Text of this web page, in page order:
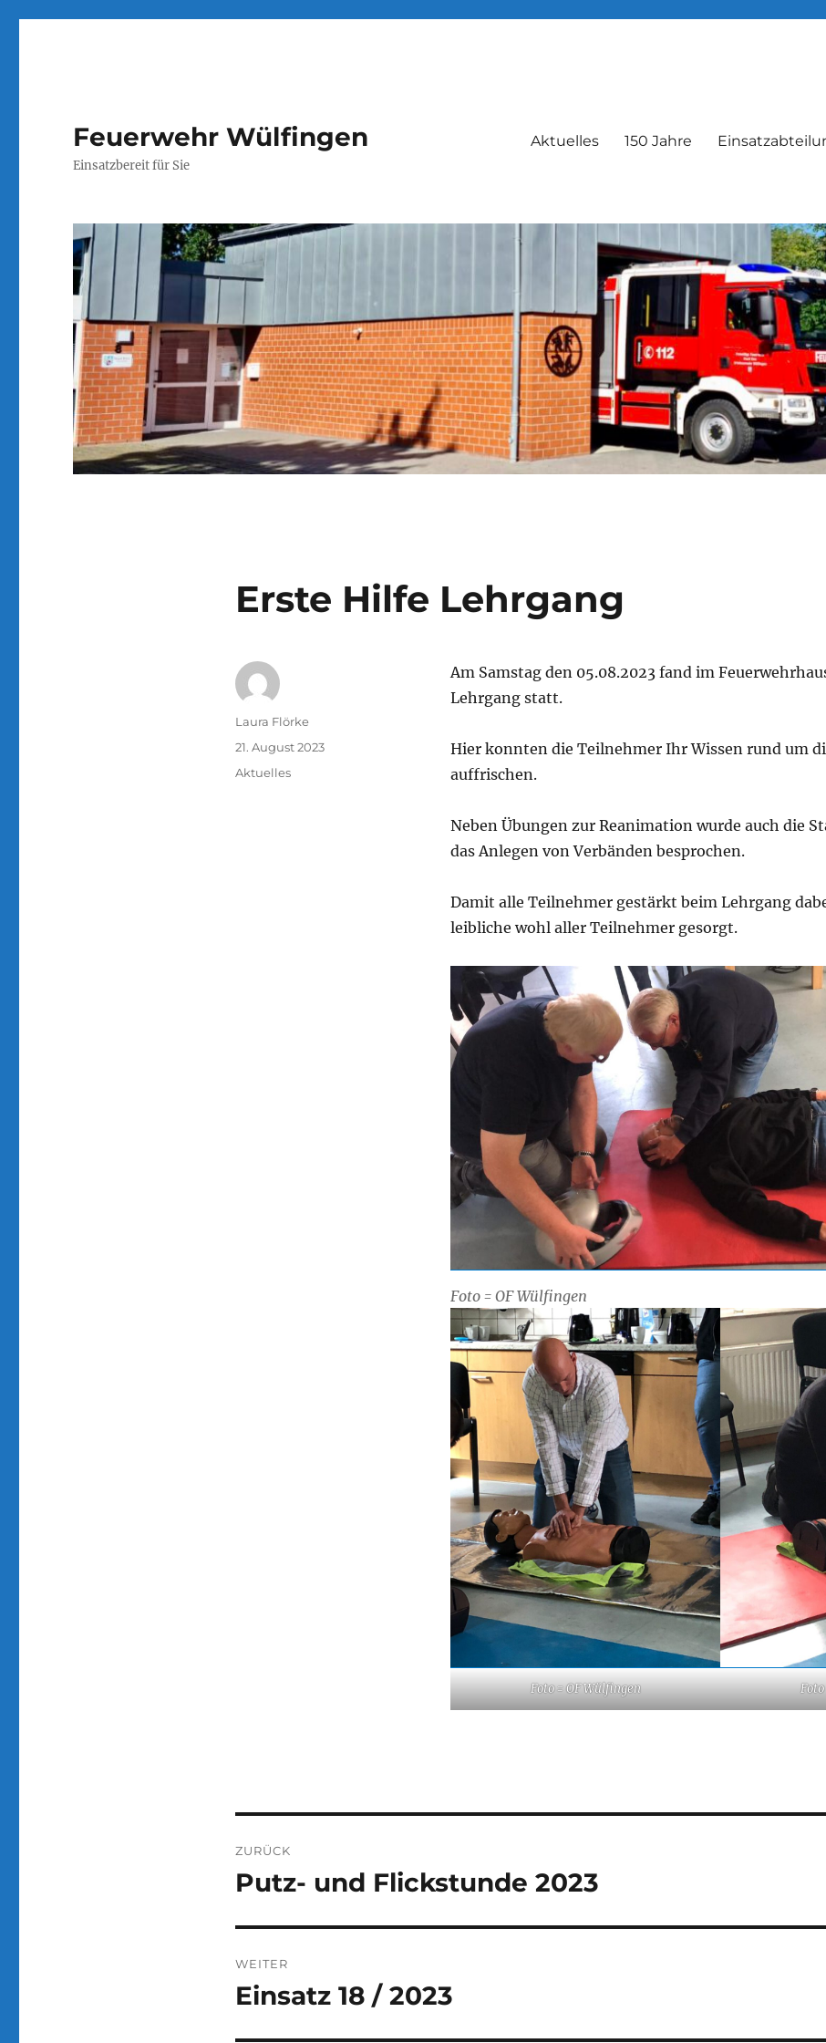
Feuerwehr Wülfingen
Einsatzbereit für Sie
Aktuelles 150 Jahre
Erste Hilfe Lehrgang
Am Samstag den 05.08.2023 fand im
Lehrgang statt.
Hier konnten die Teilnehmer Ihr Wissen rund um
auffrischen.
Neben Übungen zur Reanimation wurde auch die
das Anlegen von Verbänden besprochen.
Damit alle Teilnehmer gestärkt beim Lehrgang
leibliche wohl aller Teilnehmer gesorgt.
Foto = OF Wülfingen
Foto = OF Wülfingen
Autor
Laura Flörke
Veröffentlicht
am
21. August 2023
Kategorien
Aktuelles
ZURÜCK
Vorheriger
Putz- und Flickstunde 2023
WEITER
Nächster
Einsatz 18 / 2023